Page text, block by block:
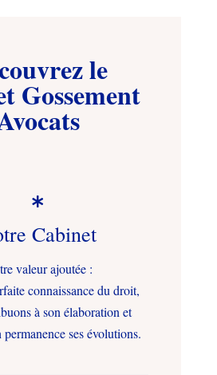
le
Gossement

Cabinet
valeur ajoutée :
connaissance du droit,
à son élaboration et
ses évolutions.